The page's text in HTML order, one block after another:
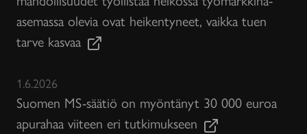
asemassa olevia ovat heikentyneet, vaikka tuen
tarve kasvaa
1.6.2026
Suomen MS-säätiö on myöntänyt 30 000 euroa
apurahaa viiteen eri tutkimukseen